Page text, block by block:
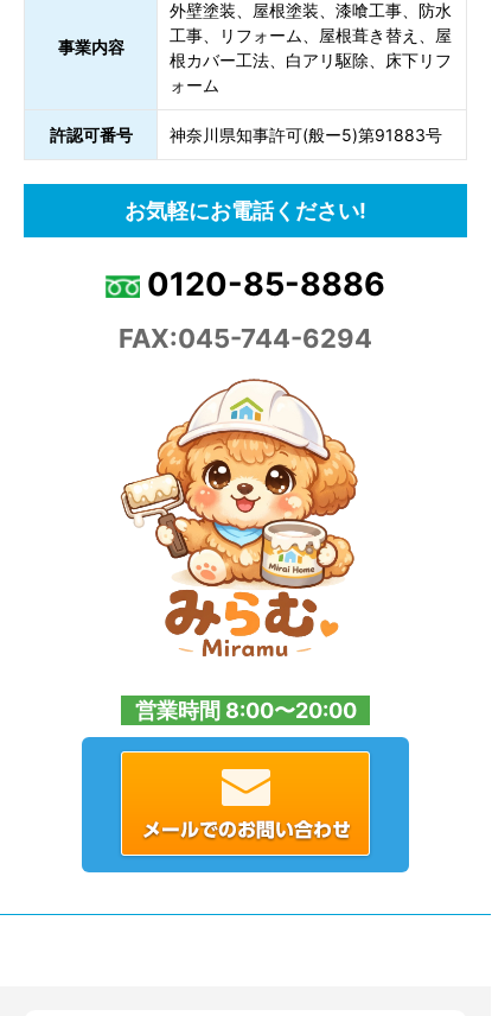
事業内容
外壁塗装、屋根塗装、漆喰工事、防水
工事、リフォーム、屋根葺き替え、屋
根カバー工法、白アリ駆除、床下リフ
ォーム
許認可番号 神奈川県知事許可(般ー5)第91883号
お気軽にお電話ください!
0120-85-8886
FAX:045-744-6294
営業時間 8:00〜20:00